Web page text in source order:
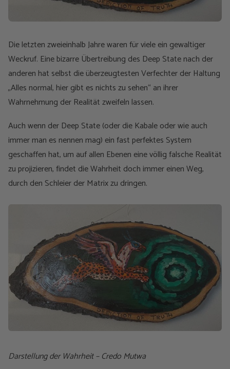
Die letzten zweieinhalb Jahre waren für viele ein gewaltiger
Weckruf. Eine bizarre Übertreibung des Deep State nach der
anderen hat selbst die überzeugtesten Verfechter der Haltung
„Alles normal, hier gibt es nichts zu sehen“ an ihrer
Wahrnehmung der Realität zweifeln lassen.
Auch wenn der Deep State (oder die Kabale oder wie auch
immer man es nennen mag) ein fast perfektes System
geschaffen hat, um auf allen Ebenen eine völlig falsche Realität
zu projizieren, findet die Wahrheit doch immer einen Weg,
durch den Schleier der Matrix zu dringen.
Darstellung der Wahrheit – Credo Mutwa